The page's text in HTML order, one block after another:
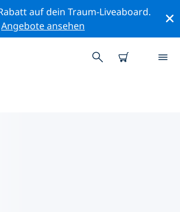
auf dein Traum-Liveaboard.
Angebote ansehen